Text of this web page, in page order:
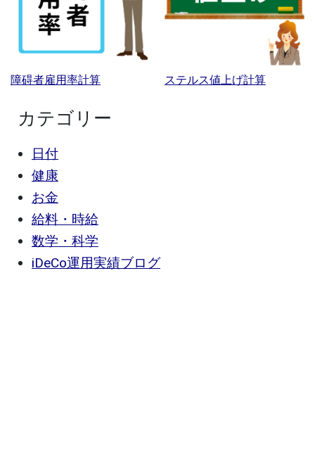
障碍者雇用率計算 ステルス値上げ計算
カテゴリー
日付
健康
お金
給料・時給
数学・科学
iDeCo運用実績ブログ